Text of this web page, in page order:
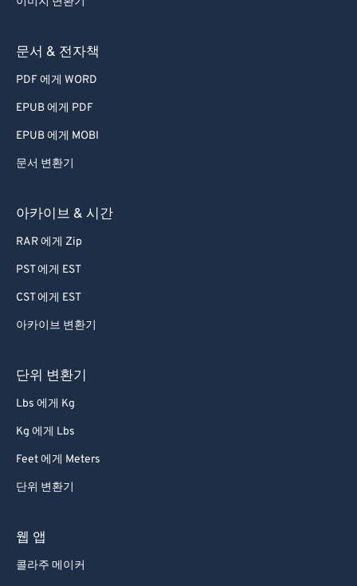
문서 & 전자책
PDF 에게 WORD
EPUB 에게 PDF
EPUB 에게 MOBI
문서 변환기
아카이브 & 시간
RAR 에게 Zip
PST 에게 EST
CST 에게 EST
아카이브 변환기
단위 변환기
Lbs 에게 Kg
Kg 에게 Lbs
Feet 에게 Meters
단위 변환기
웹 앱
콜라주 메이커